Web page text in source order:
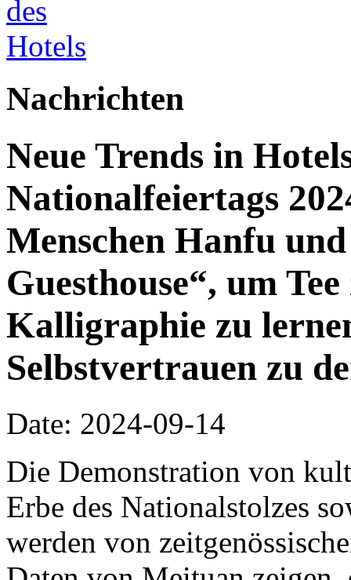
Nachrichten
Neue Trends in
Nationalfeiertags
Menschen Hanfu
Guesthouse“, um
Kalligraphie zu
Selbstvertrauen zu
Date: 2024-09-14
Die Demonstration von
Erbe des Nationalstolzes
werden von